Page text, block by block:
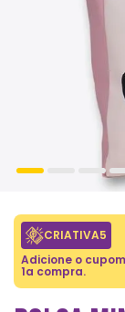
CRIATIVA5
Adicione o
1a compra.